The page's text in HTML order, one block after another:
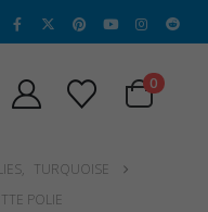
0
, TURQUOISE
POLIE